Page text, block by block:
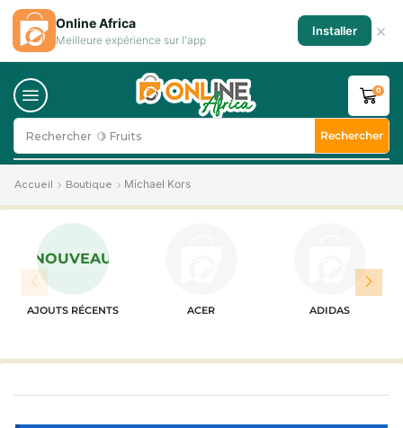
Rechercher 🍋 Fruits Rechercher
0
Accueil Boutique Michael Kors
NOUVEAU
AJOUTS RÉCENTS ACER ADIDAS
Online Africa
Meilleure expérience sur l'app
Installer ×